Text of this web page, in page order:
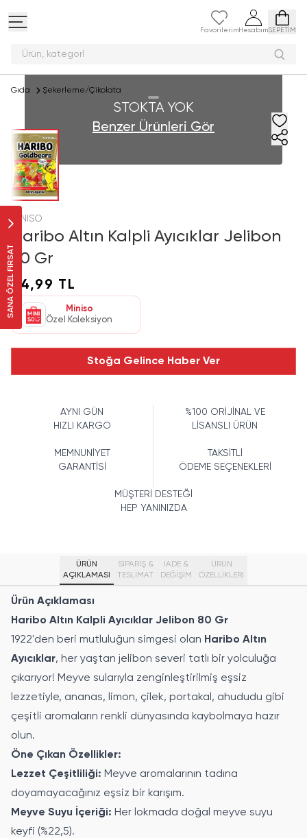
Favorilerim HesabımSEPETİM
Ürün, kateg
SANA ÖZEL FIRSAT
Gıda Şekerleme/Çikolata
STOKTA YOK
Benzer Ürünleri Gör
MINISO
Haribo Altın Kalpli Ayıcıklar Jelibon
80 Gr
34,99 TL
Miniso
Özel Koleksiyon
Stoğa Gelince Haber Ver
AYNI GÜN
HIZLI KARGO
%100 ORİJİNAL VE
LİSANSLI ÜRÜN
MEMNUNİYET
GARANTİSİ
TAKSİTLİ
ÖDEME SEÇENEKLERİ
MÜŞTERİ DESTEĞİ
HEP YANINIZDA
ÜRÜN
AÇIKLAMASI
SİPARİŞ &
TESLİMAT
İADE &
DEĞİŞİM
ÜRÜN
ÖZELLIKLERI
Ürün Açıklaması
Haribo Altın Kalpli Ayıcıklar Jelibon 80 Gr
1922'den beri mutluluğun simgesi olan Haribo Altın
Ayıcıklar, her yaştan jelibon severi tatlı bir yolculuğa
çıkarıyor! Meyve sularıyla zenginleştirilmiş eşsiz
lezzetiyle, ananas, limon, çilek, portakal, ahududu gibi
çeşitli aromaların renkli dünyasında kaybolmaya hazır
olun.
Öne Çıkan Özellikler:
Lezzet Çeşitliliği: Meyve aromalarının tadına
doyamayacağınız eşsiz bir karışım.
Meyve Suyu İçeriği: Her lokmada doğal meyve suyu
keyfi (%22,5).